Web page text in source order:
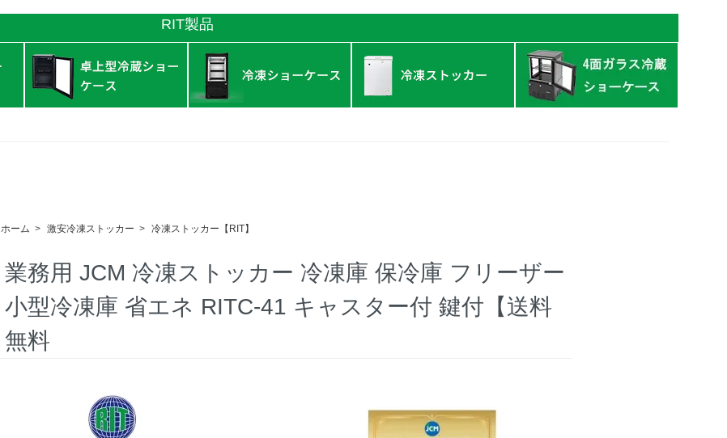
RIT製品
ホーム > 激安冷凍ストッカー > 冷凍ストッカー【RIT】
業務用 JCM 冷凍ストッカー 冷凍庫 保冷庫 フリーザー
小型冷凍庫 省エネ RITC-41 キャスター付 鍵付【送料
無料